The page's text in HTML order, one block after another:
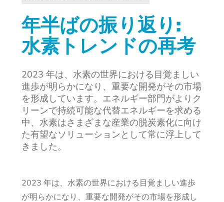
年半ばの振り返り:
水素トレンドの再考
2023 年は、水素の世界における目覚ましい
進歩が明らかになり、重要な開発がその市場
を形成しています。エネルギー部門がよりク
リーンで持続可能な代替エネルギーを求める
中、水素はさまざまな産業の脱炭素化に向け
た有望なソリューションとして常に浮上して
きました。
2023 年は、水素の世界における目覚ましい進歩
が明らかになり、重要な開発がその市場を形成し